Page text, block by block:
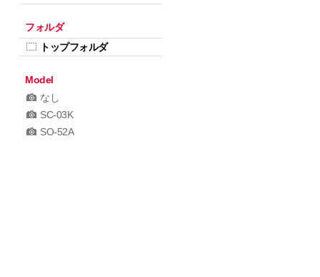
フォルダ
トップフォルダ
Model
なし
SC-03K
SO-52A